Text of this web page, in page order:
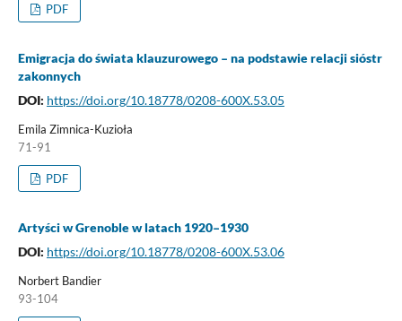
PDF
Emigracja do świata klauzurowego – na podstawie relacji sióstr
zakonnych
DOI: https://doi.org/10.18778/0208-600X.53.05
Emila Zimnica-Kuzioła
71-91
PDF
Artyści w Grenoble w latach 1920–1930
DOI: https://doi.org/10.18778/0208-600X.53.06
Norbert Bandier
93-104